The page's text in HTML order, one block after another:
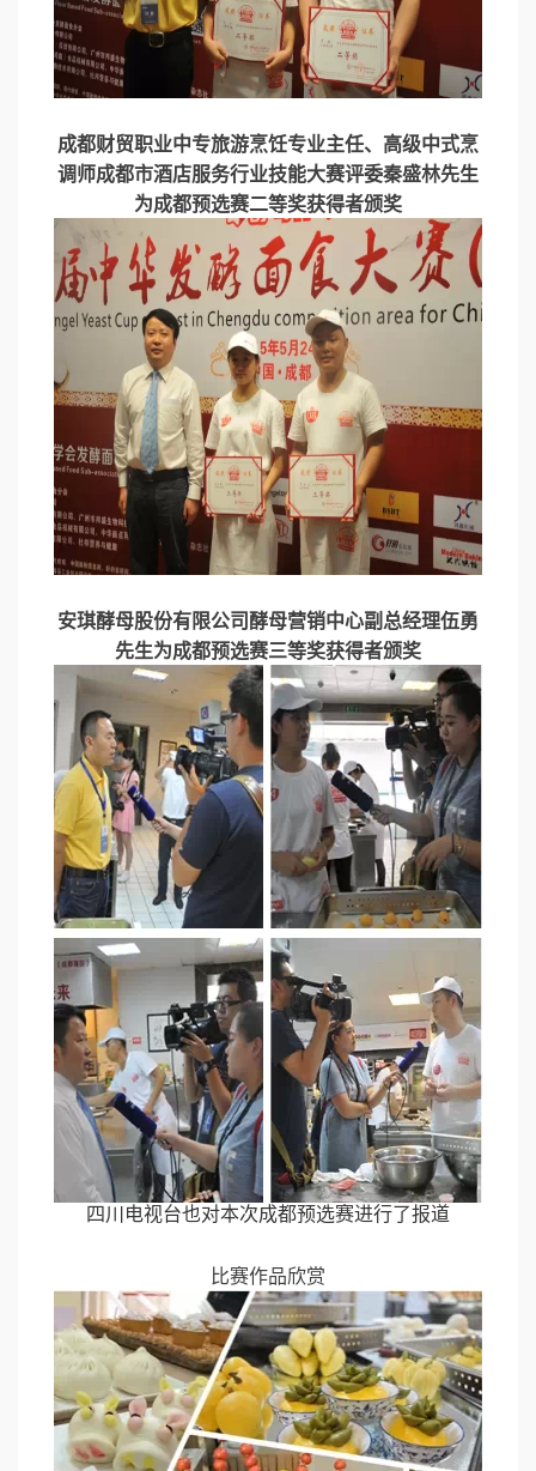
成都财贸职业中专旅游烹饪专业主任、高级中式烹
调师成都市酒店服务行业技能大赛评委秦盛林先生
为成都预选赛二等奖获得者颁奖
安琪酵母股份有限公司酵母营销中心副总经理伍勇
先生为成都预选赛三等奖获得者颁奖
四川电视台也对本次成都预选赛进行了报道
比赛作品欣赏